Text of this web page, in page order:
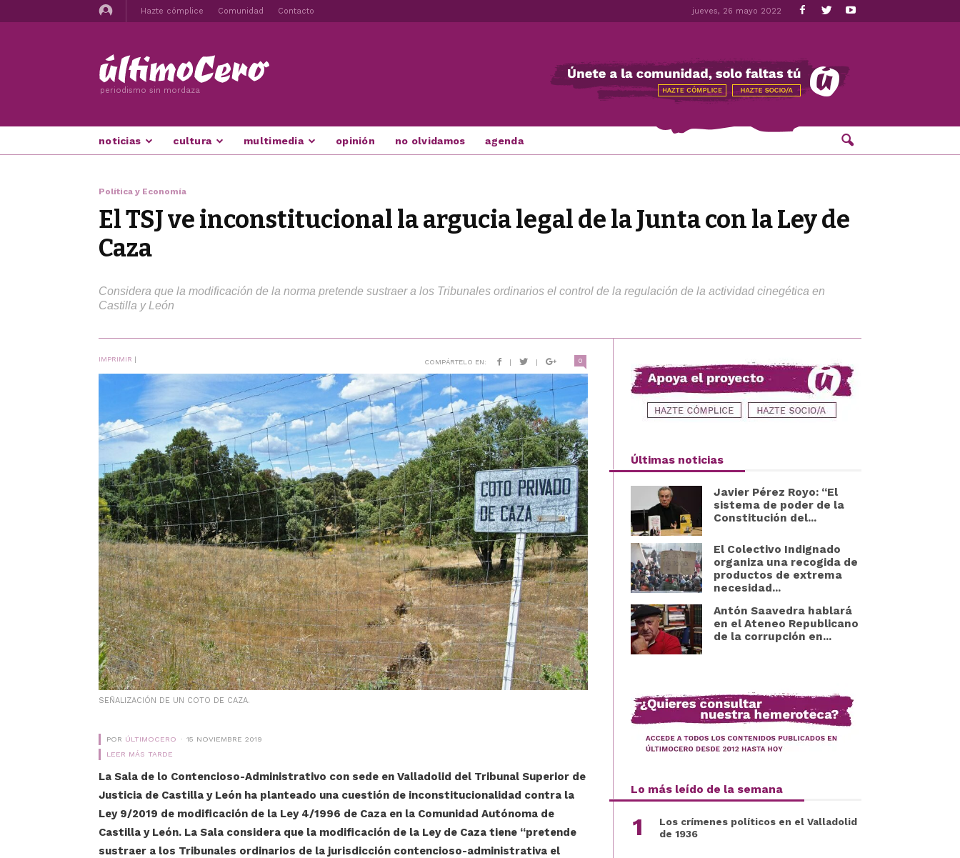
Hazte cómplice Comunidad Contacto jueves, 26 mayo 2022
periodismo sin mordaza
noticias cultura multimedia opinión no olvidamos agenda
Política y Economía
El TSJ ve inconstitucional la argucia legal de la Junta con la Ley de
Caza
Considera que la modificación de la norma pretende sustraer a los Tribunales ordinarios el control de la regulación de la actividad cinegética en
Castilla y León
IMPRIMIR | COMPÁRTELO EN: | | 0
SEÑALIZACIÓN DE UN COTO DE CAZA.
POR ÚLTIMOCERO
15 NOVIEMBRE 2019
LEER MÁS TARDE
La Sala de lo Contencioso-Administrativo con sede en Valladolid del Tribunal Superior de
Justicia de Castilla y León ha planteado una cuestión de inconstitucionalidad contra la
Ley 9/2019 de modificación de la Ley 4/1996 de Caza en la Comunidad Autónoma de
Castilla y León. La Sala considera que la modificación de la Ley de Caza tiene “pretende
sustraer a los Tribunales ordinarios de la jurisdicción contencioso-administrativa el
Últimas noticias
Javier Pérez Royo: “El
sistema de poder de la
Constitución del...
El Colectivo Indignado
organiza una recogida de
productos de extrema
necesidad...
Antón Saavedra hablará
en el Ateneo Republicano
de la corrupción en...
Lo más leído de la semana
Los crímenes políticos en el Valladolid
de 1936